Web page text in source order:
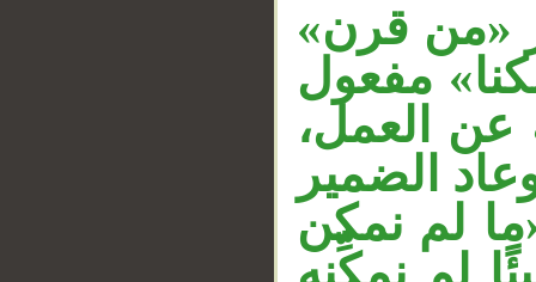
«من قرن»
مفعول
عن العمل،
الضمير
لم نمكن